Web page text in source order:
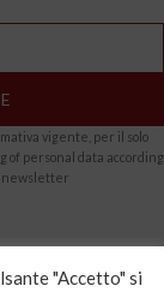
vigente, per il solo
of personal data according
newsletter
"Accetto" si